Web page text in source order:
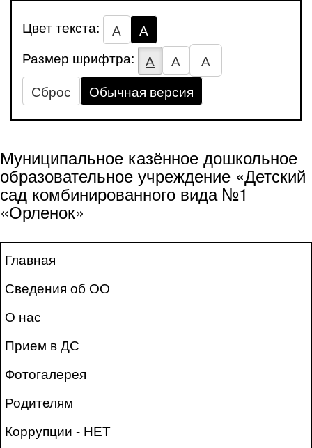
Цвет текста: А
А
Размер шрифтра:
А А
А
Сброс
Обычная версия
Муниципальное казённое дошкольное
образовательное учреждение «Детский
сад комбинированного вида №1
«Орленок»
Главная
Сведения об ОО
О нас
Прием в ДС
Фотогалерея
Родителям
Коррупции - НЕТ